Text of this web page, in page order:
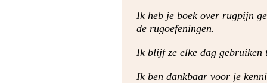
Ik heb je boek over rugpijn
de rugoefeningen.
Ik blijf ze elke dag gebruiken
Ik ben dankbaar voor je